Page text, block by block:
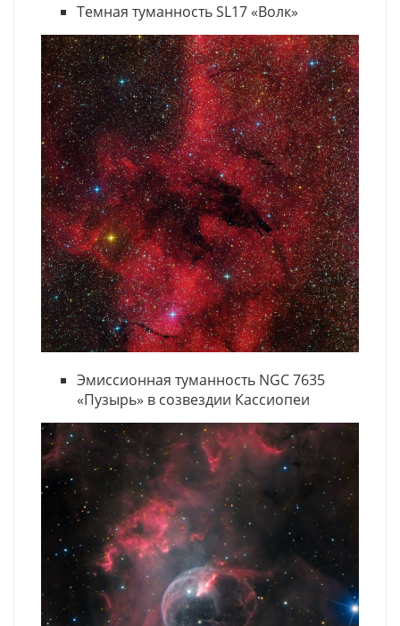
Темная туманность SL17 «Волк»
Эмиссионная туманность NGC 7635
«Пузырь» в созвездии Кассиопеи